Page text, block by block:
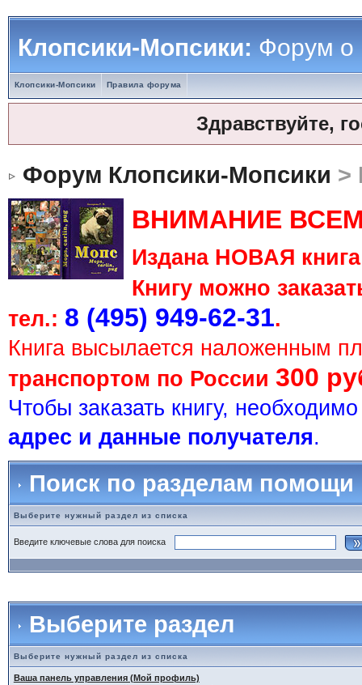
Клопсики-Мопсики:Форум о
Клопсики-Мопсики Правила форума
Здравствуйте,
Форум Клопсики-Мопсики >
ВНИМАНИЕ
Издана НОВАЯ
Книгу можно
тел.: 8 (495) 949-62-31.
Книга высылается наложенным
транспортом по России 300
Чтобы заказать книгу,
адрес и данные получателя.
Поиск по разделам помощи
Выберите нужный раздел из списка
Введите ключевые слова для поиска
Выберите раздел
Выберите нужный раздел из списка
Ваша панель управления (Мой профиль)